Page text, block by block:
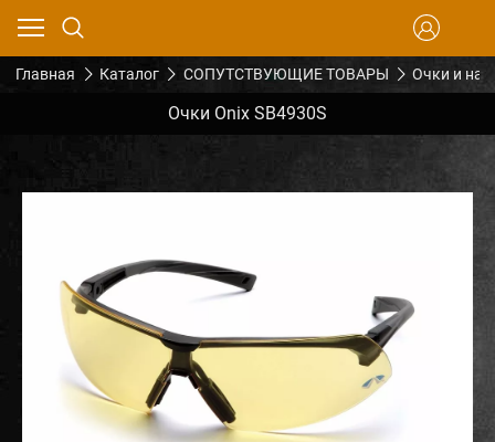
Главная Каталог СОПУТСТВУЮЩИЕ ТОВАРЫ Очки и
Очки Onix SB4930S